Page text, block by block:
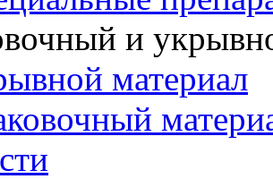
и
материал